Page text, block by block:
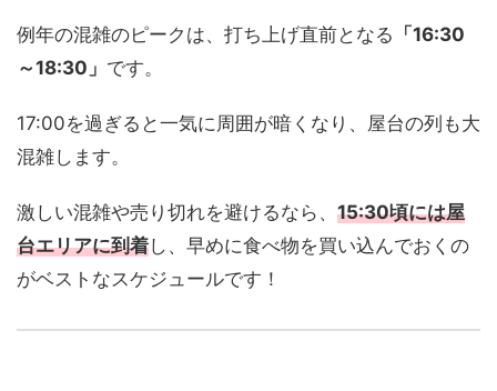
例年の混雑のピークは、打ち上げ直前となる 「16:30
～18:30」 です。
17:00を過ぎると一気に周囲が暗くなり、屋台の列も大
混雑します。
激しい混雑や売り切れを避けるなら、 15:30頃には屋
台エリアに到着し、早めに食べ物を買い込んでおくの
がベストなスケジュールです！